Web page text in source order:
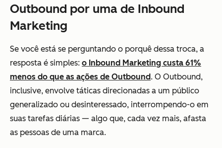
Outbound por uma de Inbound
Marketing
Se você está se perguntando o porquê dessa troca, a
resposta é simples: o Inbound Marketing custa 61%
menos do que as ações de Outbound. O Outbound,
inclusive, envolve táticas direcionadas a um público
generalizado ou desinteressado, interrompendo-o em
suas tarefas diárias — algo que, cada vez mais, afasta
as pessoas de uma marca.